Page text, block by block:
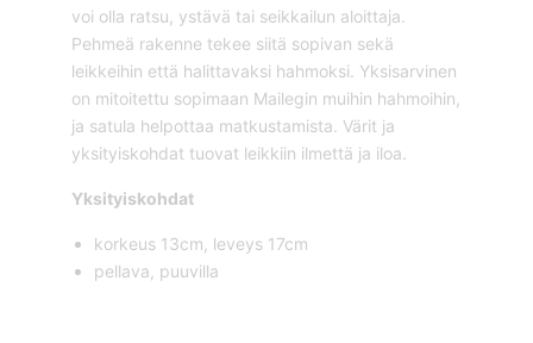
voi olla ratsu, ystävä tai seikkailun aloittaja.
Pehmeä rakenne tekee siitä sopivan sekä
leikkeihin että halittavaksi hahmoksi. Yksisarvinen
on mitoitettu sopimaan Mailegin muihin hahmoihin,
ja satula helpottaa matkustamista. Värit ja
yksityiskohdat tuovat leikkiin ilmettä ja iloa.
Yksityiskohdat
korkeus 13cm, leveys 17cm
pellava, puuvilla